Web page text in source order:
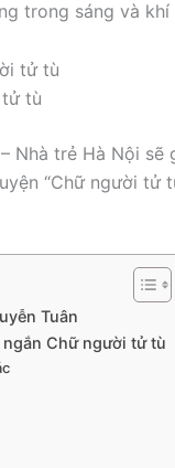
trong sáng và
tử tù
Nhà trẻ Hà Nội
“Chữ người tử
Tuân
Chữ người tử tù